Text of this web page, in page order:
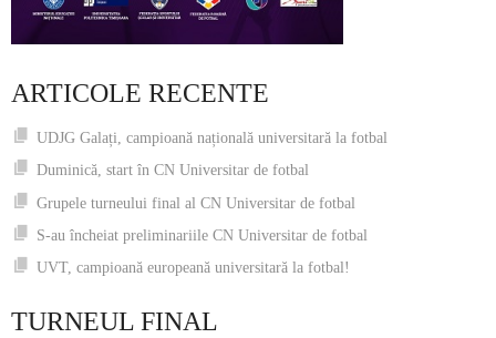
ARTICOLE RECENTE
UDJG Galați, campioană națională universitară la fotbal
Duminică, start în CN Universitar de fotbal
Grupele turneului final al CN Universitar de fotbal
S-au încheiat preliminariile CN Universitar de fotbal
UVT, campioană europeană universitară la fotbal!
TURNEUL FINAL